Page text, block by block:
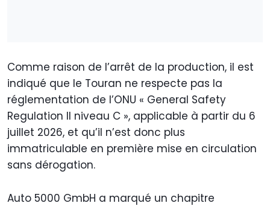
Comme raison de l’arrêt de la production, il est
indiqué que le Touran ne respecte pas la
réglementation de l’ONU « General Safety
Regulation II niveau C », applicable à partir du 6
juillet 2026, et qu’il n’est donc plus
immatriculable en première mise en circulation
sans dérogation.
Auto 5000 GmbH a marqué un chapitre